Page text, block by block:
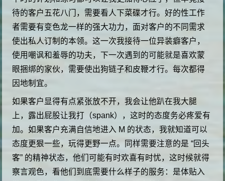
待的客户五花八门，需要看人下菜碟才行。好的性工作
者需要有变色龙一样的强大功力，面对客户的不同需求
使出私人订制的本领。这一次我接待一位异装癖客户，
使用嘲讽和羞辱的功夫，下一次遇到的可能就是喜欢蒙
眼捆绑的家伙，需要使出狗链子和皮鞭才行。每次都得
因地制宜。
如果客户显得有点紧张放不开，我会让他趴在我大腿
上，露出屁股让我打（spank），这时的态度务必疼爱有
加。如果客户充满自信地进入 M 的状态，我就知道可以
态度更狠一些，玩得更野一点。同样需要注意的是 “回头
客” 的精神状态，他们可能有时欢喜有时忧，这时候就得
察言观色，看他们到底需要什么样子的服务：是体贴入